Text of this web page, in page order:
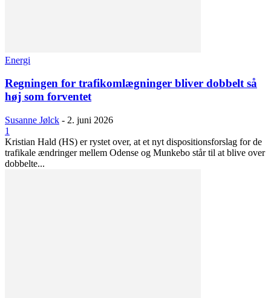
Energi
Regningen for trafikomlægninger bliver dobbelt så
høj som forventet
Susanne Jølck - 2. juni 2026
1
Kristian Hald (HS) er rystet over, at et nyt dispositionsforslag for de
trafikale ændringer mellem Odense og Munkebo står til at blive over
dobbelte...